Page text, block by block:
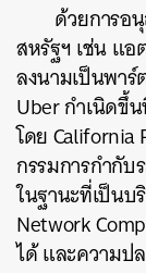
ด้วยการอ
สหรัฐฯ เช่นแอ
ลงนามเป็นพาร์
Uberกำเนิดขึ้
โดยCalifornia
กรรมการกำกั
ในฐานะที่เป็นบ
Network
ได้และความป